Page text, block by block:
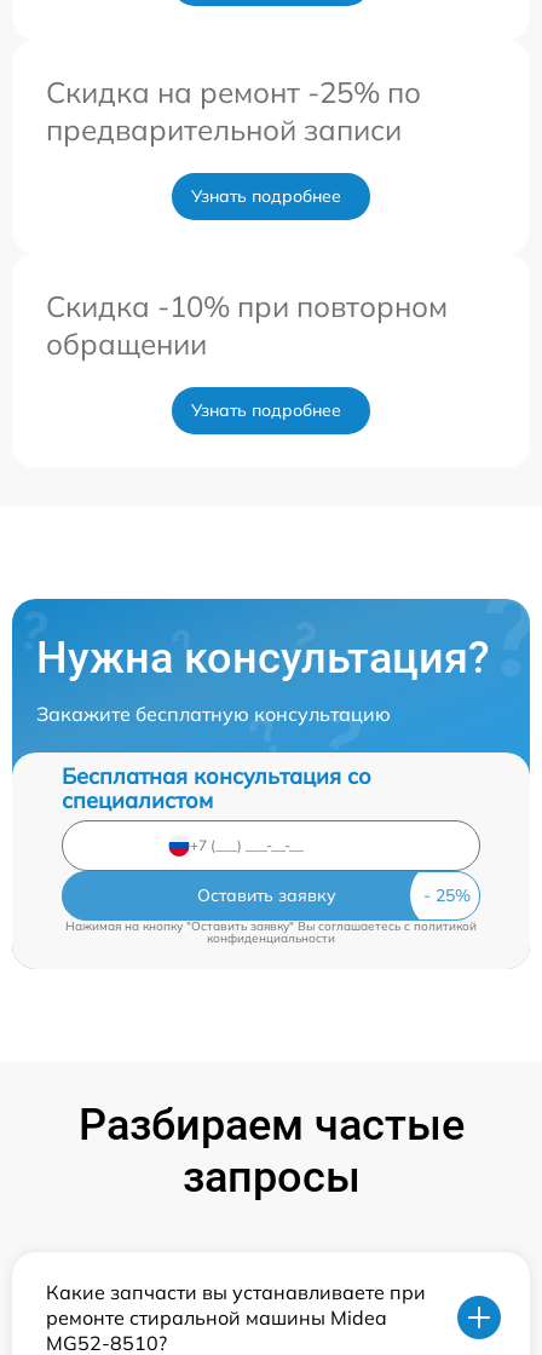
Скидка на ремонт -25% по
предварительной записи
Узнать подробнее
Скидка -10% при повторном
обращении
Узнать подробнее
Нужна консультация?
Закажите бесплатную консультацию
Бесплатная консультация со
специалистом
Оставить заявку
Нажимая на кнопку "Оставить заявку" Вы соглашаетесь cполитикой
конфиденциальности
Разбираем частые
запросы
Какие запчасти вы устанавливаете при
ремонте стиральной машины Midea
MG52-8510?